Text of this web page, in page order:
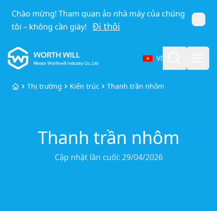
Chào mừng! Tham quan ảo nhà máy của chúng
tôi – không cần giày! Đi thôi Đóng
Worthwill
VI
Chọn ngôn ngữ
Trang chủThị trường Kiến trúc Thanh trần nhôm
Thanh trần nhôm
Cập nhật lần cuối: 29/04/2026